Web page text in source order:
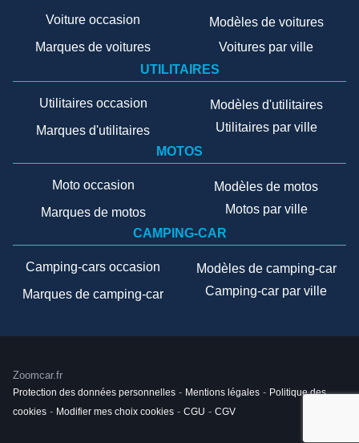
Voiture occasion
Marques de voitures
Modèles de voitures
Voitures par ville
UTILITAIRES
Utilitaires occasion
Marques d'utilitaires
Modèles d'utilitaires
Utilitaires par ville
MOTOS
Moto occasion
Marques de motos
Modèles de motos
Motos par ville
CAMPING-CAR
Camping-cars occasion
Marques de camping-car
Modèles de camping-car
Camping-car par ville
Zoomcar.fr
Protection des données personnelles - Mentions légales - Politique des
cookies - Modifier mes choix cookies - CGU - CGV